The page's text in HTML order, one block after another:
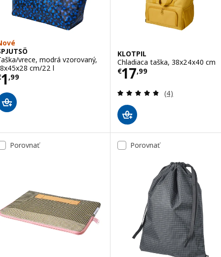
vrece, modrá vzorovaný,
cm/22 l
1,99 € 1,99
KLOTPIL
Chladiaca taška, 38x24x40 cm
€17,99
Cena € 17,99
Prehľad: 4.8 z
(4)
Porovnať Porovnať